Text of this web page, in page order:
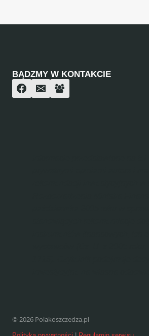
BĄDZMY W KONTAKCIE
© 2026 Polakoszczedza.pl